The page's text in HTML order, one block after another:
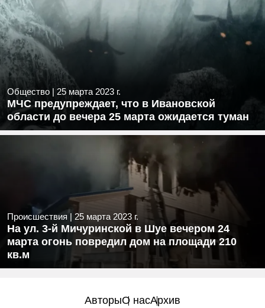
Общество | 25 марта 2023 г.
МЧС предупреждает, что в Ивановской
области до вечера 25 марта ожидается туман
Происшествия | 25 марта 2023 г.
На ул. 3-й Мичуринской в Шуе вечером 24
марта огонь повредил дом на площади 210
кв.м
АвторыО насАрхив